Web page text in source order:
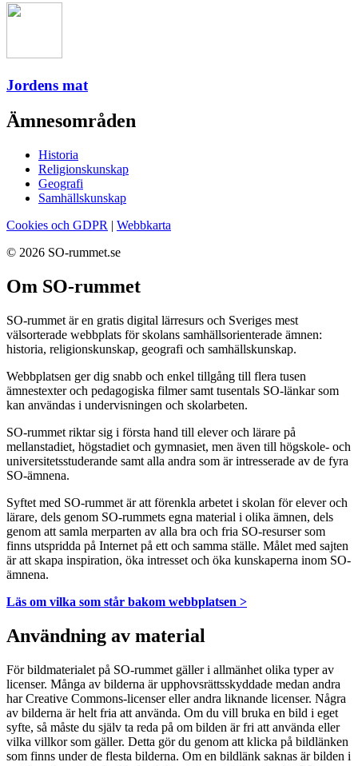
Jordens mat
Ämnesområden
Historia
Religionskunskap
Geografi
Samhällskunskap
Cookies och GDPR | Webbkarta
© 2026 SO-rummet.se
Om SO-rummet
SO-rummet är en gratis digital lärresurs och Sveriges mest
välsorterade webbplats för skolans samhällsorienterade ämnen:
historia, religionskunskap, geografi och samhällskunskap.
Webbplatsen ger dig snabb och enkel tillgång till flera tusen
ämnestexter och pedagogiska filmer samt tusentals SO-länkar som
kan användas i undervisningen och skolarbeten.
SO-rummet riktar sig i första hand till elever och lärare på
mellanstadiet, högstadiet och gymnasiet, men även till högskole- och
universitetsstuderande samt alla andra som är intresserade av de fyra
SO-ämnena.
Syftet med SO-rummet är att förenkla arbetet i skolan för elever och
lärare, dels genom SO-rummets egna material i olika ämnen, dels
genom att samla merparten av alla bra och fria SO-resurser som
finns utspridda på Internet på ett och samma ställe. Målet med sajten
är att skapa inspiration, öka intresset och öka kunskaperna inom SO-
ämnena.
Läs om vilka som står bakom webbplatsen >
Användning av material
För bildmaterialet på SO-rummet gäller i allmänhet olika typer av
licenser. Många av bilderna är upphovsrättsskyddade medan andra
har Creative Commons-licenser eller andra liknande licenser. Några
av bilderna är helt fria att använda. Om du vill bruka en bild i eget
syfte, så måste du själv ta reda på om bilden är fri att använda eller
vilka villkor som gäller. Detta gör du genom att klicka på bildlänken
som finns under de flesta bilderna. Om en bildlänk saknas är bilden i